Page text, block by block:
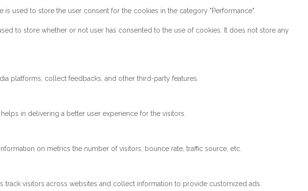
used to store the user consent for the cookies in the category "Performance".
to store whether or not user has consented to the use of cookies. It does not store any
platforms, collect feedbacks, and other third-party features.
in delivering a better user experience for the visitors.
on metrics the number of visitors, bounce rate, traffic source, etc.
visitors across websites and collect information to provide customized ads.